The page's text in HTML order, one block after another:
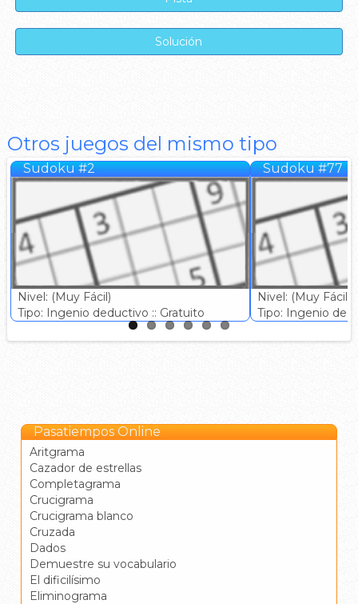
Otros juegos del mismo tipo
Sudoku #2
Nivel: (Muy Fácil)
Tipo: Ingenio deductivo :: Gratuito
Sudoku #77
Nivel: (Muy Fácil)
Tipo: Ingenio
Pasatiempos Online
Aritgrama
Cazador de estrellas
Completagrama
Crucigrama
Crucigrama blanco
Cruzada
Dados
Demuestre su vocabulario
El dificilísimo
Eliminograma